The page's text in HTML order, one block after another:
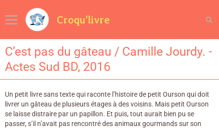
Croqu'livre
C’est pas du gâteau / Camille Jourdy. -
Actes Sud BD, 2016
Un petit livre sans texte qui raconte l’histoire de petit Ourson qui doit
livrer un gâteau de plusieurs étages à des voisins. Mais petit Ourson
se laisse distraire par un papillon. Et puis, tout aurait bien pu se
passer, s’il n’avait pas rencontré des animaux gourmands sur son